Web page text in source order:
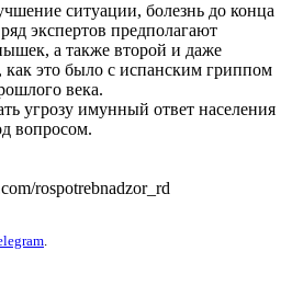
ситуации, болезнь до конца
экспертов предполагают
а также второй и даже
это было с испанским гриппом
века.
угрозу имунный ответ населения
вопросом.
rospotrebnadzor_rd
.